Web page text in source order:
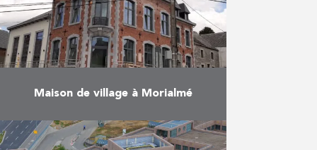
Maison de village à Morialmé
Création d’une maison de village
dans l’ancienne maison